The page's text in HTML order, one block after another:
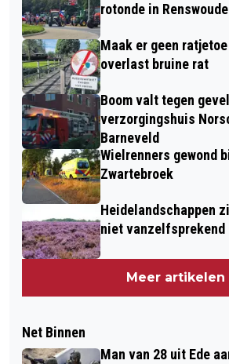
rotonde in Renswoude
Maak er geen
overlast bruine rat
Boom valt tegen
verzorgingshuis
Barneveld
Wielrenners gewond
Zwartebroek
Heidelandschappen
niet vanzelfsprekend
Meer artikelen
Net Binnen
Man van 28 uit Ede